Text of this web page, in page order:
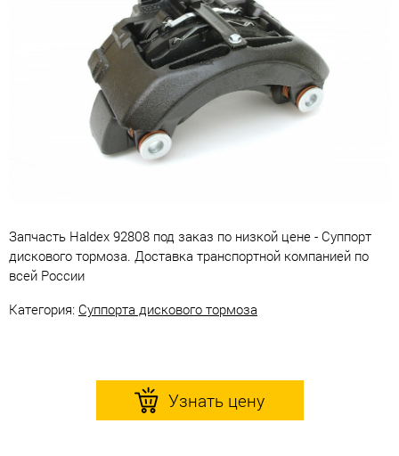
Запчасть Haldex 92808 под заказ по низкой цене - Суппорт
дискового тормоза. Доставка транспортной компанией по
всей России
Категория: Суппорта дискового тормоза
Узнать цену